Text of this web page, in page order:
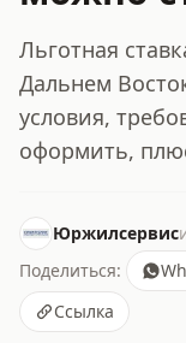
Льготная
Дальнем
условия,
оформить,
Юржилсервис
Поделиться:
Ссылка